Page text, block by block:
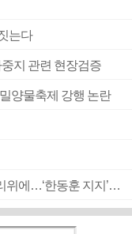
는다
지 관련 현장검증
양물축제 강행 논란
국힘 부산시당, ‘정이한 조력’ 시의원 윤리위에…‘한동훈 지지’도 신고접수